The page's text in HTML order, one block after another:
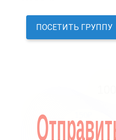
ПОСЕТИТЬ ГРУППУ